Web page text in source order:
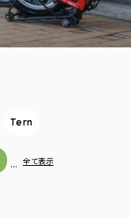
Tern
… 全て表示